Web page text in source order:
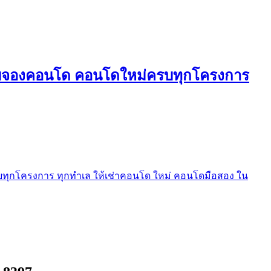
องคอนโด คอนโดใหม่ครบทุกโครงการ
โครงการ ทุกทำเล ให้เช่าคอนโด ใหม่ คอนโดมือสอง ใน